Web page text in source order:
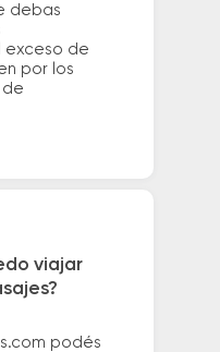
debas
exceso de
por los
de
viajar
podés